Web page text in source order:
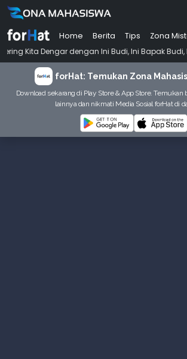
Home Berita Tips Zona
dengan Ini Budi, Ini Bapak Budi, Ini Adik Budi
forHat: Temukan Zona
Download sekarang di Play Store & App Store.
lainnya dan nikmati Media Sosial forHat di